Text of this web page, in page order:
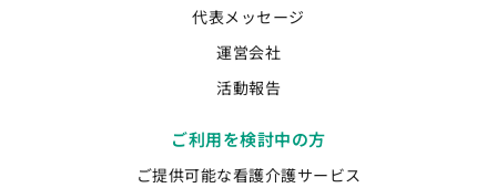
代表メッセージ
運営会社
活動報告
ご利用を検討中の方
ご提供可能な看護介護サービス